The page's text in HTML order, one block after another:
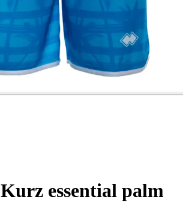
Kurz essential palm